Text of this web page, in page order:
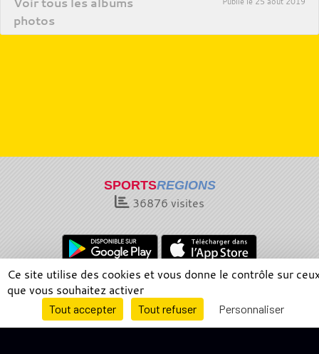
photos
SPORTSREGIONS
36876 visites
Charte cookies
Gestion des cookies
Informations légales
Signaler un contenu inapproprié
Envie de participer ? Connexion
Ce site utilise des cookies et vous donne le contrôle sur
que vous souhaitez activer
Tout accepter Tout refuser Personnaliser